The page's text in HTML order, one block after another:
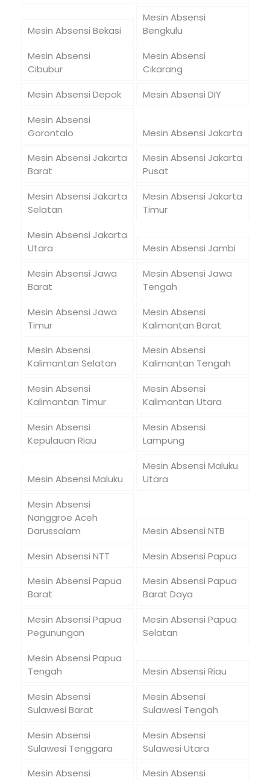
Mesin Absensi Bekasi
Mesin Absensi
Bengkulu
Mesin Absensi
Cibubur
Mesin Absensi
Cikarang
Mesin Absensi Depok
Mesin Absensi DIY
Mesin Absensi
Gorontalo
Mesin Absensi Jakarta
Mesin Absensi Jakarta
Barat
Mesin Absensi Jakarta
Pusat
Mesin Absensi Jakarta
Selatan
Mesin Absensi Jakarta
Timur
Mesin Absensi Jakarta
Utara
Mesin Absensi Jambi
Mesin Absensi Jawa
Barat
Mesin Absensi Jawa
Tengah
Mesin Absensi Jawa
Timur
Mesin Absensi
Kalimantan Barat
Mesin Absensi
Kalimantan Selatan
Mesin Absensi
Kalimantan Tengah
Mesin Absensi
Kalimantan Timur
Mesin Absensi
Kalimantan Utara
Mesin Absensi
Kepulauan Riau
Mesin Absensi
Lampung
Mesin Absensi Maluku
Mesin Absensi Maluku
Utara
Mesin Absensi
Nanggroe Aceh
Darussalam
Mesin Absensi NTB
Mesin Absensi NTT
Mesin Absensi Papua
Mesin Absensi Papua
Barat
Mesin Absensi Papua
Barat Daya
Mesin Absensi Papua
Pegunungan
Mesin Absensi Papua
Selatan
Mesin Absensi Papua
Tengah
Mesin Absensi Riau
Mesin Absensi
Sulawesi Barat
Mesin Absensi
Sulawesi Tengah
Mesin Absensi
Sulawesi Tenggara
Mesin Absensi
Sulawesi Utara
Mesin Absensi
Mesin Absensi